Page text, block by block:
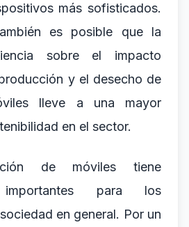
más sofisticados.
es posible que la
sobre el impacto
y el desecho de
lleve a una mayor
en el sector.
de móviles tiene
importantes para los
en general. Por un